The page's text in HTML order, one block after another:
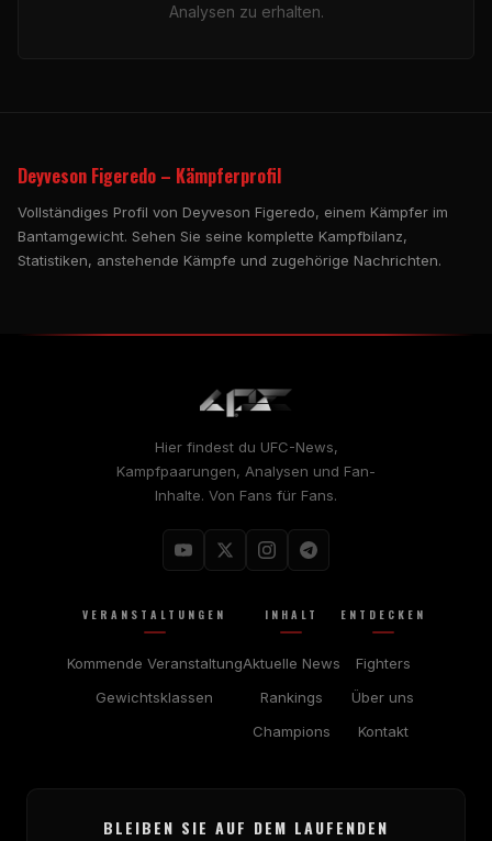
Analysen zu erhalten.
Deyveson Figeredo – Kämpferprofil
Vollständiges Profil von Deyveson Figeredo, einem Kämpfer im
Bantamgewicht. Sehen Sie seine komplette Kampfbilanz,
Statistiken, anstehende Kämpfe und zugehörige Nachrichten.
Hier findest du UFC-News,
Kampfpaarungen, Analysen und Fan-
Inhalte. Von Fans für Fans.
VERANSTALTUNGEN
Kommende Veranstaltung
Gewichtsklassen
INHALT
Aktuelle News
Rankings
Champions
ENTDECKEN
Fighters
Über uns
Kontakt
BLEIBEN SIE AUF DEM LAUFENDEN